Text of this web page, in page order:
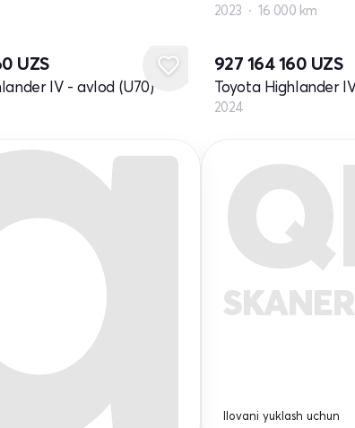
2023 16 000 km
UZS
IV - avlod (U70)
927 164 160 UZS
Toyota Highlander
2024
Ilovani yuklash uchun